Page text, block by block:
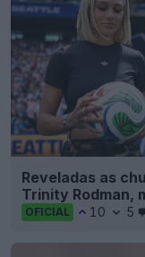
Reveladas as
Trinity Rodman,
OFICIAL 10 5